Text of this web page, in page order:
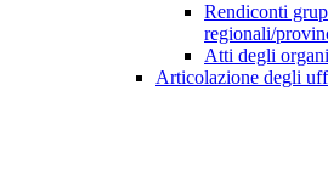
Rendiconti
regionali/
Atti degli
Articolazione degli